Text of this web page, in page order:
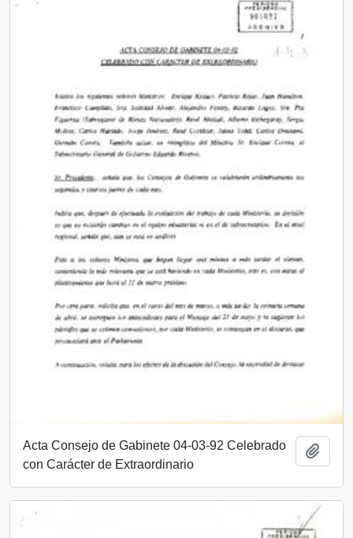
Acta Consejo de Gabinete 04-03-92 Celebrado
con Carácter de Extraordinario